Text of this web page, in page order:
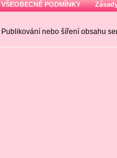
VŠEOBECNÉ PODMÍNKY
Publikování nebo šíření obsahu